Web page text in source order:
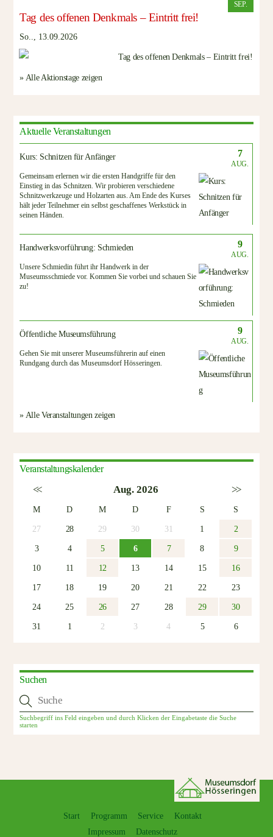
SEP.
Tag des offenen Denkmals – Eintritt frei!
So.., 13.09.2026
» Alle Aktionstage zeigen
Aktuelle Veranstaltungen
Kurs: Schnitzen für Anfänger 7
AUG.
Gemeinsam erlernen wir die ersten Handgriffe für den
Einstieg in das Schnitzen. Wir probieren verschiedene
Schnitzwerkzeuge und Holzarten aus. Am Ende des Kurses
hält jeder Teilnehmer ein selbst geschaffenes Werkstück in
seinen Händen.
Handwerksvorführung: Schmieden 9
AUG.
Unsere Schmiedin führt ihr Handwerk in der
Museumsschmiede vor. Kommen Sie vorbei und schauen Sie
zu!
Öffentliche Museumsführung 9
AUG.
Gehen Sie mit unserer Museumsführerin auf einen
Rundgang durch das Museumsdorf Hösseringen.
» Alle Veranstaltungen zeigen
Veranstaltungskalender
<< Aug. 2026 >>
M D M D F S
S
27
28 29 30 31 1
2
3
4 5 6 7 8
9
10
11 12 13 14 15
16
17
18 19 20 21 22
23
24
25 26 27 28 29
30
31
1 2 3 4 5 6
Suchen
Start Programm Service
Kontakt
Impressum
Datenschutz